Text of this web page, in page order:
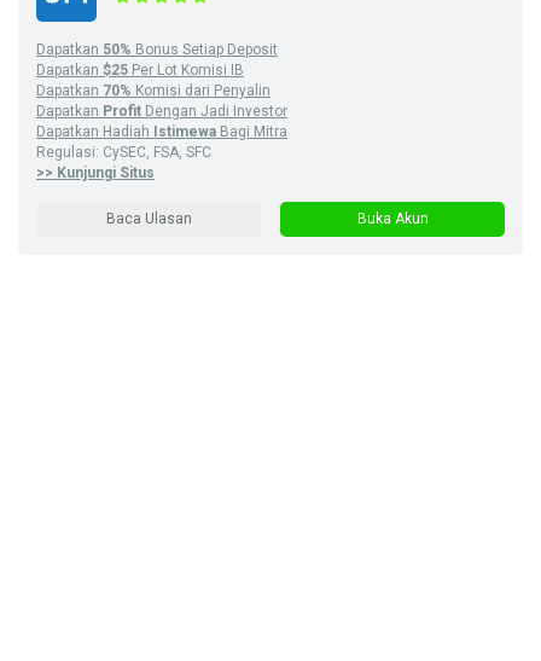
Dapatkan 50% Bonus Setiap Deposit
Dapatkan $25 Per Lot Komisi IB
Dapatkan 70% Komisi dari Penyalin
Dapatkan Profit Dengan Jadi Investor
Dapatkan Hadiah
Istimewa Bagi Mitra
Regulasi: CySEC, FSA, SFC
>> Kunjungi Situs
Baca Ulasan Buka Akun